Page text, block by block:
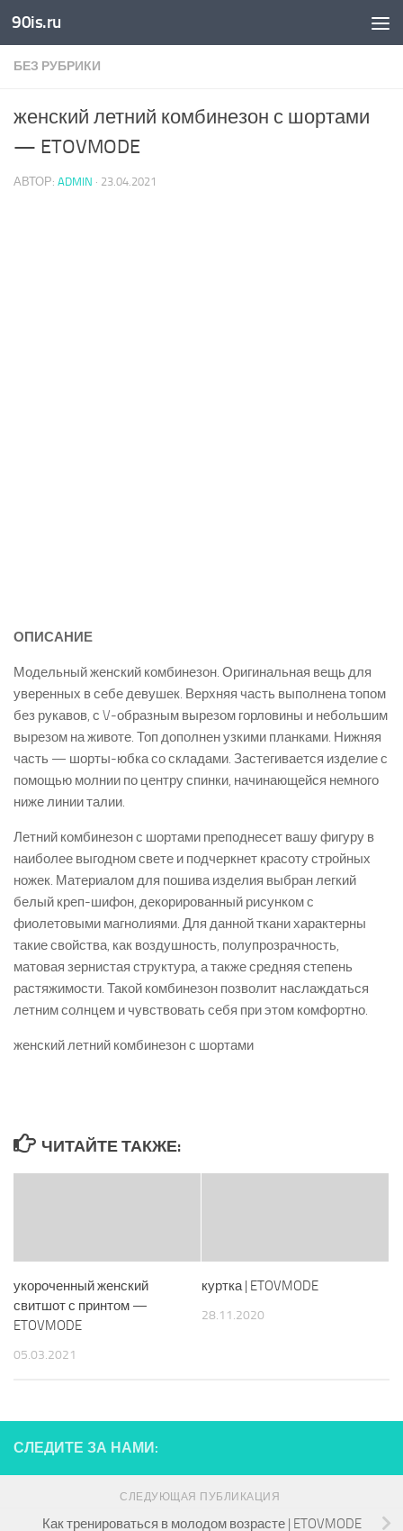
Skip to content
90is.ru
БЕЗ РУБРИКИ
женский летний комбинезон с шортами
— ETOVMODE
АВТОР: ADMIN · 23.04.2021
ОПИСАНИЕ
Модельный женский комбинезон. Оригинальная вещь для
уверенных в себе девушек. Верхняя часть выполнена топом
без рукавов, с V-образным вырезом горловины и небольшим
вырезом на животе. Топ дополнен узкими планками. Нижняя
часть — шорты-юбка со складами. Застегивается изделие с
помощью молнии по центру спинки, начинающейся немного
ниже линии талии.
Летний комбинезон с шортами преподнесет вашу фигуру в
наиболее выгодном свете и подчеркнет красоту стройных
ножек. Материалом для пошива изделия выбран легкий
белый креп-шифон, декорированный рисунком с
фиолетовыми магнолиями. Для данной ткани характерны
такие свойства, как воздушность, полупрозрачность,
матовая зернистая структура, а также средняя степень
растяжимости. Такой комбинезон позволит наслаждаться
летним солнцем и чувствовать себя при этом комфортно.
женский летний комбинезон с шортами
ЧИТАЙТЕ ТАКЖЕ:
укороченный женский
свитшот с принтом —
ETOVMODE
05.03.2021
куртка | ETOVMODE
28.11.2020
СЛЕДИТЕ ЗА НАМИ:
СЛЕДУЮЩАЯ ПУБЛИКАЦИЯ
Как тренироваться в молодом возрасте | ETOVMODE